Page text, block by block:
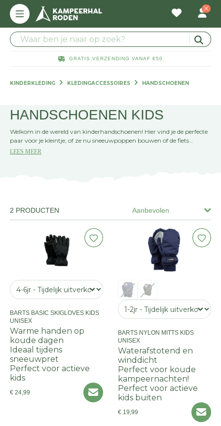
GRATIS VERZENDING VANAF €50
KINDERKLEDING KLEDINGACCESSOIRES HANDSCHOENEN
HANDSCHOENEN KIDS
Welkom in de wereld van kinderhandschoenen! Hier vind je de perfecte
paar voor je kleintje, of ze nu sneeuwpoppen bouwen of de fiets
besturen. Warme, stijlvolle en duurzame opties wachten om je
LEES MEER
Aanbevolen
2 PRODUCTEN
BARTS BASIC SKIGLOVES KIDS
UNISEX
Warme handen op
koude dagen
Ideaal tijdens
sneeuwpret
Perfect voor actieve
kids
€ 24,99
BARTS NYLON MITTS KIDS
UNISEX
Waterafstotend en
winddicht
Perfect voor koude
kampeernachten!
Perfect voor actieve
kids buiten
€ 19,99